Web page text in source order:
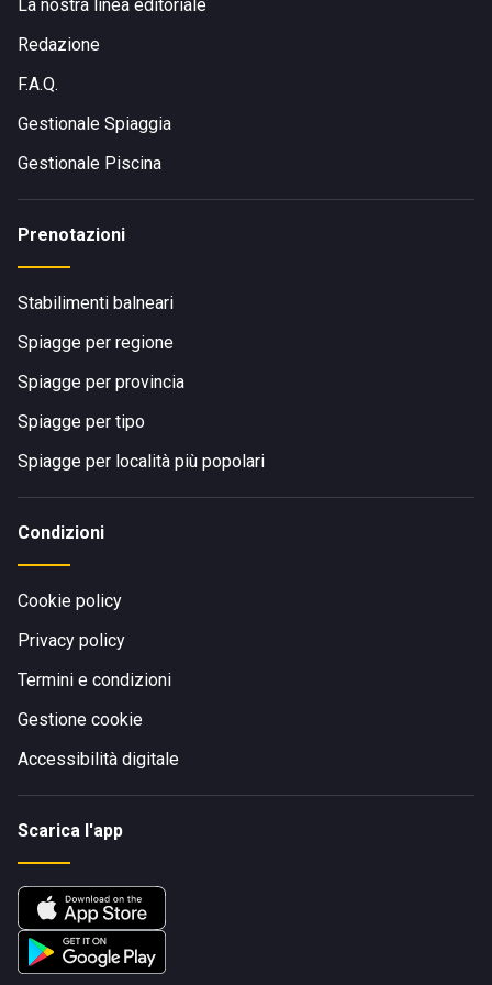
La nostra linea editoriale
Redazione
F.A.Q.
Gestionale Spiaggia
Gestionale Piscina
Prenotazioni
Stabilimenti balneari
Spiagge per regione
Spiagge per provincia
Spiagge per tipo
Spiagge per località più popolari
Condizioni
Cookie policy
Privacy policy
Termini e condizioni
Gestione cookie
Accessibilità digitale
Scarica l'app